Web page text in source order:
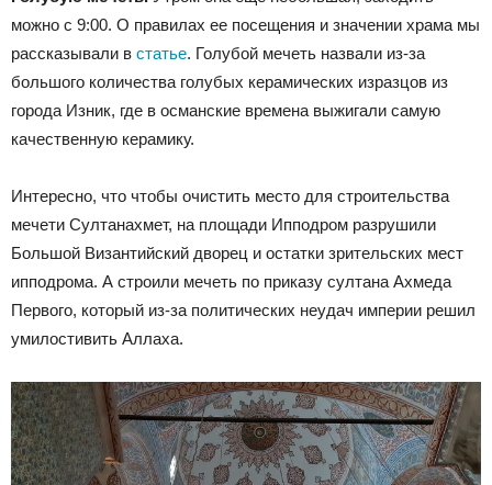
можно с 9:00. О правилах ее посещения и значении храма мы
рассказывали в статье. Голубой мечеть назвали из-за
большого количества голубых керамических изразцов из
города Изник, где в османские времена выжигали самую
качественную керамику.
Интересно, что чтобы очистить место для строительства
мечети Султанахмет, на площади Ипподром разрушили
Большой Византийский дворец и остатки зрительских мест
ипподрома. А строили мечеть по приказу султана Ахмеда
Первого, который из-за политических неудач империи решил
умилостивить Аллаха.